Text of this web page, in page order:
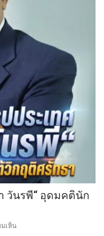
กอง
ขยะ
เป็นก
บุญ
วันรพี“ อุดมคตินัก
เห็น